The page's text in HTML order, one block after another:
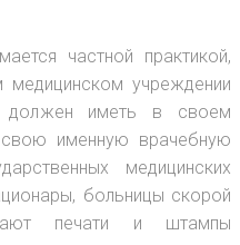
частной практикой,
медицинском учреждении
должен иметь в своем
именную врачебную
медицинских
больницы скорой
печати и штампы